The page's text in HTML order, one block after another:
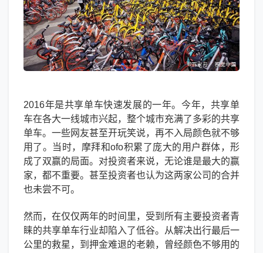
2016年是共享单车快速发展的一年。今年，共享单
车在各大一线城市兴起，整个城市充满了多彩的共享
单车。一些网友甚至开玩笑说，再不入局颜色就不够
用了。当时，摩拜和ofo积累了庞大的用户群体，形
成了双赢的局面。对投资者来说，无论谁是最大的赢
家，都不重要。甚至投资者也认为这两家公司的合并
也未尝不可。
然而，在仅仅两年的时间里，受到所有主要投资者青
睐的共享单车行业却陷入了低谷。从解决出行最后一
公里的救星，到押金难退的老赖，曾经颜色不够用的